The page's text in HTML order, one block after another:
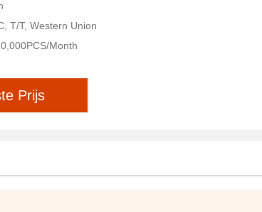
T/T, Western Union
Month
Prijs